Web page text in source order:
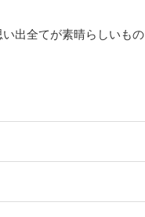
出全てが素晴らしいもの